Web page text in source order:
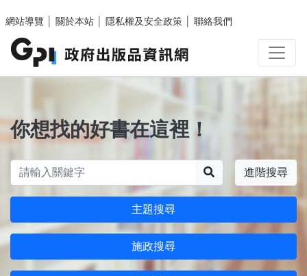
網站導覽
關於本站 隱私權及安全政策 聯絡我們
你想找的好書在這裡！
進階搜尋
主題搜尋
施政搜尋